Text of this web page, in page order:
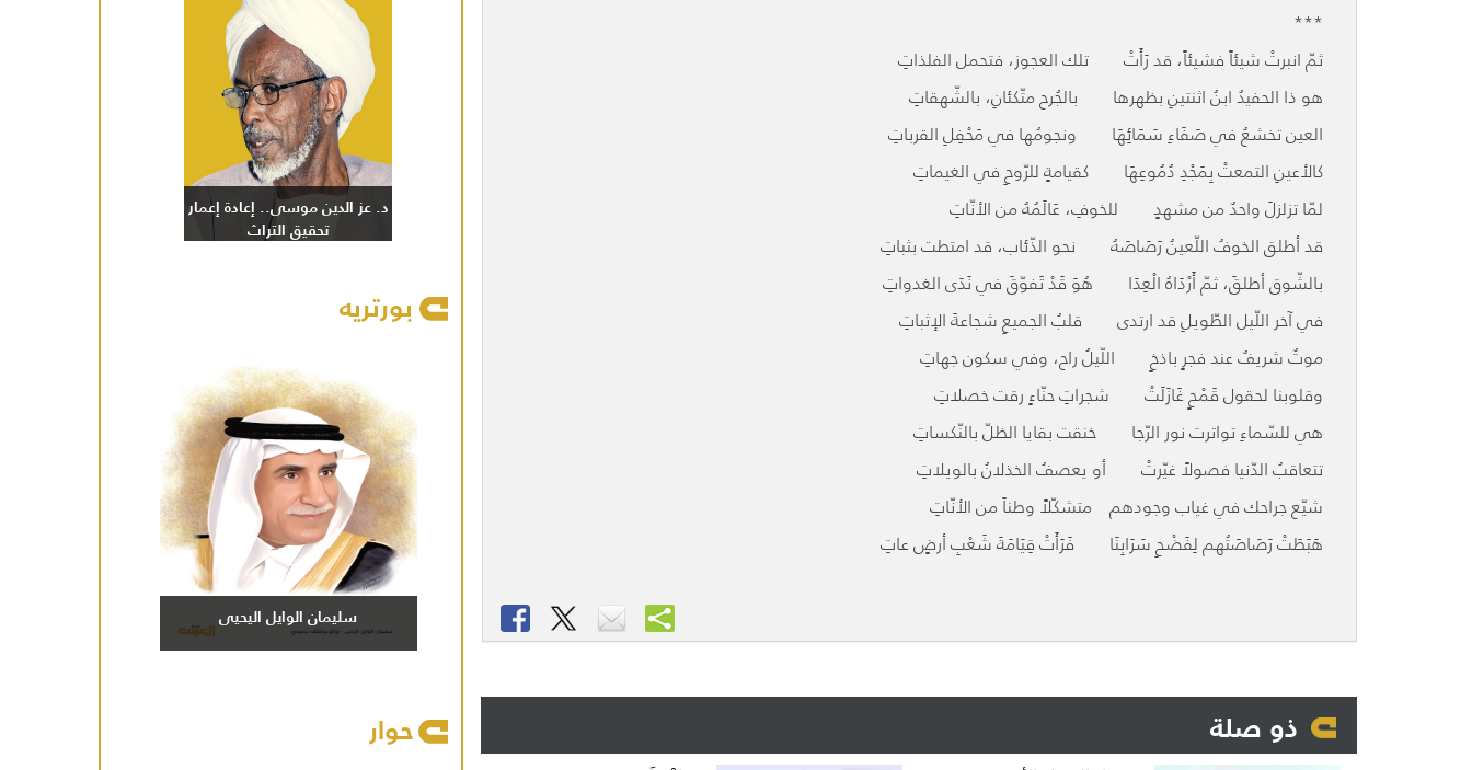
***
ثمّ انبرتْ شيئاً فشيئاً، قد رَأَتْ تلك العجوز، فتحمل الفلذاتِ
هو ذا الحفيدُ ابنُ اثنتينِ بظهرها بالجُرح متّكئانِ، بالشّهقاتِ
العين تخشعُ في صَفَاءِ سَمَائِهَا ونجومُها في مَحْفِلِ القرباتِ
كالأعينِ التمعتْ بِمَجْدِ دُمُوعِهَا كقيامةٍ للرّوحِ في الغيماتِ
لمّا تزلزلَ واحدٌ من مشهدٍ للخوفِ، عَالَمُهُ من الأنّاتِ
قد أطلق الخوفُ اللّعينُ رَصَاصَهُ نحو الذّئاب، قد امتطت بثباتِ
بالشّوق أطلقَ، ثمّ أَرْدَاهُ الْعِدَا هُوَ قَدْ تَفوّقَ في نَدَى الغدواتِ
في آخر اللّيل الطّويلِ قد ارتدى قلبُ الجميعِ شجاعةَ الإثباتِ
موتٌ شريفٌ عند فجرٍ باذخٍ اللّيلُ راح، وفي سكون جهاتِ
وقلوبنا لحقول قَمْحٍ غَازَلَتْ شجراتِ حنّاءٍ رقت خصلاتِ
هي للسّماءِ تواترت نور الرّجا خنقت بقايا الظلّ بالنّكساتِ
تتعاقبُ الدّنيا فصولاً غيّرتْ أو يعصفُ الخذلانُ بالويلاتِ
شيّع جراحك في غياب وجودهم متشكّلاً وطناً من الأنّاتِ
هَبَطَتْ رَصَاصَتُهم لِفَضْحِ سَرَابِنَا فَرَأَتْ قِيَامَةَ شَعْبِ أرضٍ عاتِ
ذو صلة
د. عز الدين موسى.. إعادة إعمار
تحقيق التراث
بورتريه
سليمان الوايل اليحيى
حوار